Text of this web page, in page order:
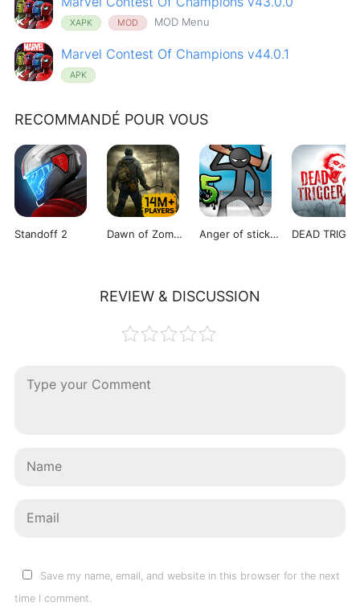
XAPK MOD MOD Menu
Marvel Contest Of Champions v44.0.1
APK
RECOMMANDÉ POUR VOUS
Standoff 2 Dawn of Zombies Anger of stick 5 : zombie
REVIEW & DISCUSSION
Save my name, email, and website in this browser for the next
time I comment.